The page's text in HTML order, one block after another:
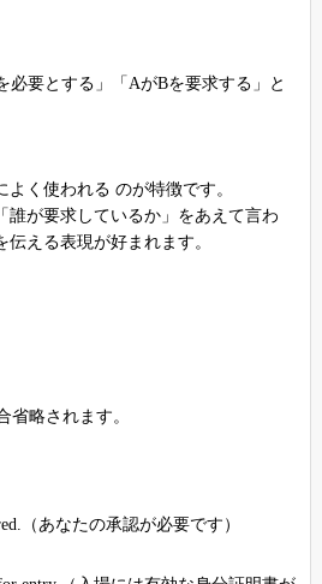
必要とする」「AがBを要求する」と
く使われる のが特徴です。
誰が要求しているか」をあえて言わ
える表現が好まれます。
省略されます。
（あなたの承認が必要です）